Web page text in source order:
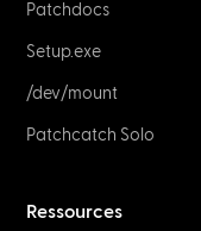
Patchdocs
Setup.exe
/dev/mount
Patchcatch Solo
Ressources